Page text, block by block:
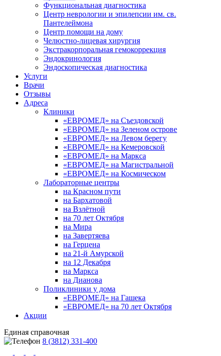
Функциональная диагностика
Центр неврологии и эпилепсии им. св.
Пантелеймона
Центр помощи на дому
Челюстно-лицевая хирургия
Экстракорпоральная гемокоррекция
Эндокринология
Эндоскопическая диагностика
Услуги
Врачи
Отзывы
Адреса
Клиники
«ЕВРОМЕД» на Съездовской
«ЕВРОМЕД» на Зеленом острове
«ЕВРОМЕД» на Левом берегу
«ЕВРОМЕД» на Кемеровской
«ЕВРОМЕД» на Маркса
«ЕВРОМЕД» на Магистральной
«ЕВРОМЕД» на Космическом
Лабораторные центры
на Красном пути
на Бархатовой
на Взлётной
на 70 лет Октября
на Мира
на Завертяева
на Герцена
на 21-й Амурской
на 12 Декабря
на Маркса
на Дианова
Поликлиники у дома
«ЕВРОМЕД» на Гашека
«ЕВРОМЕД» на 70 лет Октября
Акции
Единая справочная
8 (3812) 331-400